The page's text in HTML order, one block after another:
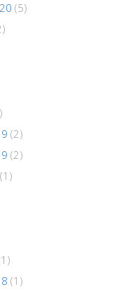
(5)
(2)
(2)
(1)
(1)